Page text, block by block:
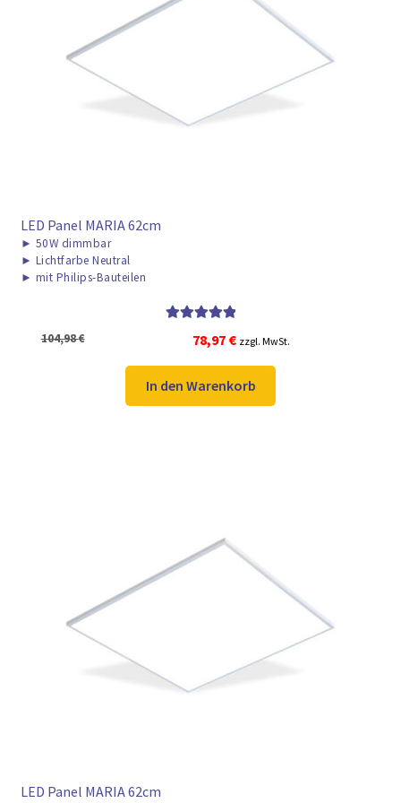
► VERSANDARTEN
LED Panel MARIA 62cm
► 50W dimmbar
► Lichtfarbe Neutral
► mit Philips-Bauteilen
von 5
104,98€
Ursprünglicher
war:
104,98 €
78,97 €Aktueller
ist:
78,97 €.
zzgl. MwSt.
In den Warenkorb
LED Panel MARIA 62cm